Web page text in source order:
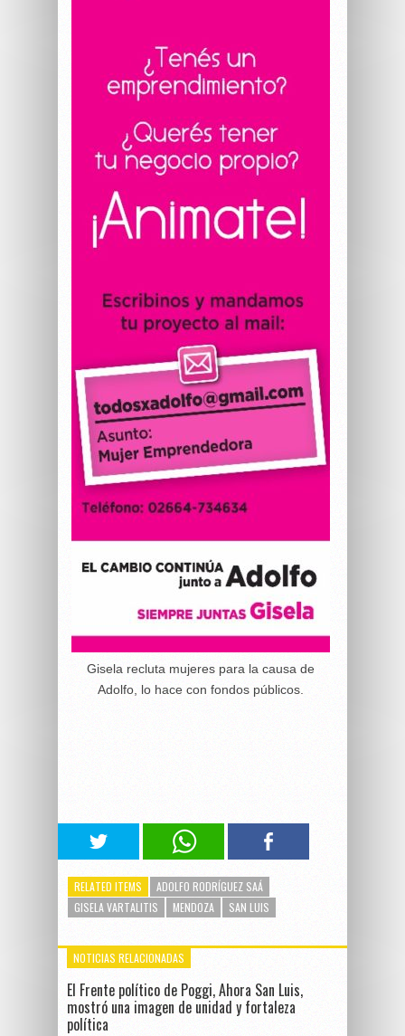
Gisela recluta mujeres para la causa de
Adolfo, lo hace con fondos públicos.
RELATED ITEMS
ADOLFO RODRÍGUEZ SAÁ
GISELA VARTALITIS
MENDOZA SAN LUIS
NOTICIAS RELACIONADAS
El Frente político de Poggi, Ahora San Luis,
mostró una imagen de unidad y fortaleza
política